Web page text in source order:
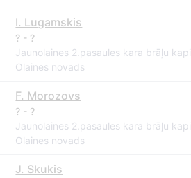
I. Lugamskis
? - ?
Jaunolaines 2.pasaules kara brāļu kapi
Olaines novads
F. Morozovs
? - ?
Jaunolaines 2.pasaules kara brāļu kapi
Olaines novads
J. Skukis